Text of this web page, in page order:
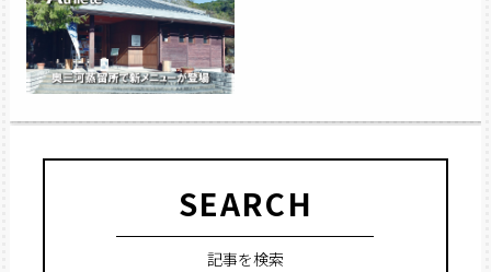
SEARCH
記事を検索